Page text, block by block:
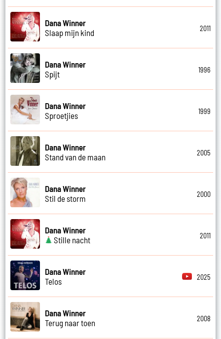
Dana Winner
Slaap mijn kind
2011
Dana Winner
Spijt
1996
Dana Winner
Sproetjies
1999
Dana Winner
Stand van de maan
2005
Dana Winner
Stil de storm
2000
Dana Winner
Stille nacht
2011
Dana Winner
Telos
2025
Dana Winner
Terug naar toen
2008